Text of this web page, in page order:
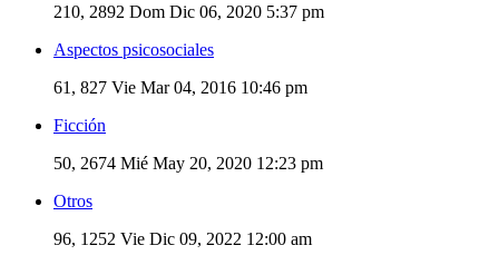
210, 2892 Dom Dic 06, 2020 5:37 pm
Aspectos psicosociales
61, 827 Vie Mar 04, 2016 10:46 pm
Ficción
50, 2674 Mié May 20, 2020 12:23 pm
Otros
96, 1252 Vie Dic 09, 2022 12:00 am